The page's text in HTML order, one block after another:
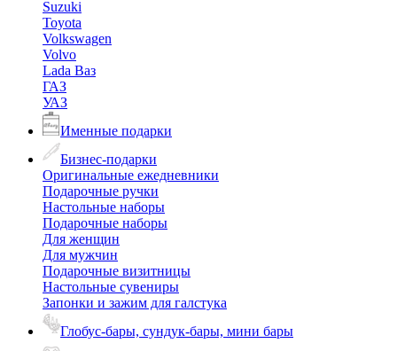
Suzuki
Toyota
Volkswagen
Volvo
Lada Ваз
ГАЗ
УАЗ
Именные подарки
Бизнес-подарки
Оригинальные ежедневники
Подарочные ручки
Настольные наборы
Подарочные наборы
Для женщин
Для мужчин
Подарочные визитницы
Настольные сувениры
Запонки и зажим для галстука
Глобус-бары, сундук-бары, мини бары